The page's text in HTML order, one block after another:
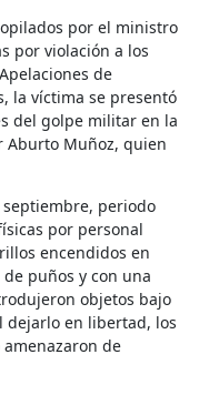
por el ministro
por violación a los
de
la víctima se presentó
del golpe militar en la
Aburto Muñoz, quien
periodo
por personal
encendidos en
puños y con una
objetos bajo
dejarlo en libertad, los
de